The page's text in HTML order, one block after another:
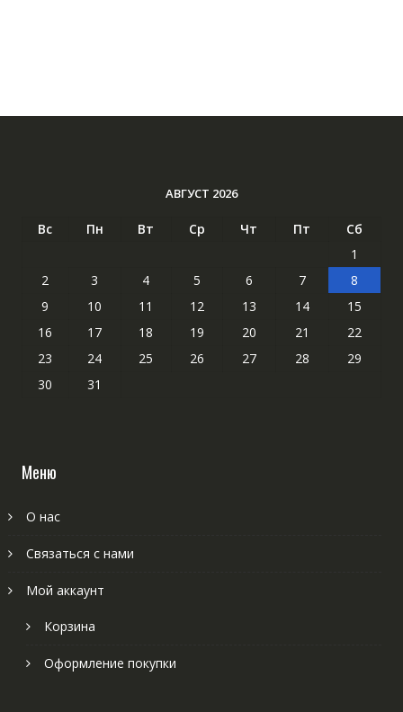
АВГУСТ 2026
Вс Пн Вт Ср Чт Пт
Сб
1
2
3 4 5 6 7
8
9
10 11 12 13 14
15
16
17 18 19 20 21
22
23
24 25 26 27 28
29
30
31
Меню
О нас
Связаться с нами
Мой аккаунт
Корзина
Оформление покупки